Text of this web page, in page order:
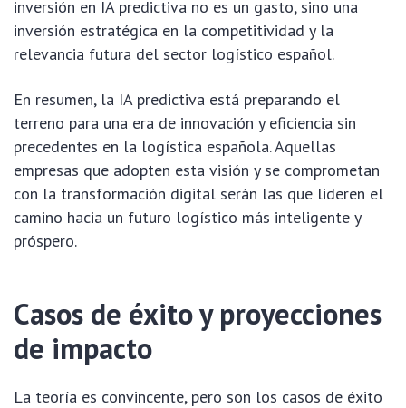
inversión en IA predictiva no es un gasto, sino una
inversión estratégica en la competitividad y la
relevancia futura del sector logístico español.
En resumen, la IA predictiva está preparando el
terreno para una era de innovación y eficiencia sin
precedentes en la logística española. Aquellas
empresas que adopten esta visión y se comprometan
con la transformación digital serán las que lideren el
camino hacia un futuro logístico más inteligente y
próspero.
Casos de éxito y proyecciones
de impacto
La teoría es convincente, pero son los casos de éxito